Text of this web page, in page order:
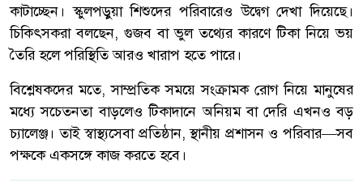
কাটাচ্ছেন। স্কুলপড়ুয়া শিশুদের পরিবারেও উদ্বেগ দেখা দিয়েছে।
চিকিৎসকরা বলছেন, গুজব বা ভুল তথ্যের কারণে টিকা নিয়ে ভয়
তৈরি হলে পরিস্থিতি আরও খারাপ হতে পারে।
বিশ্লেষকদের মতে, সাম্প্রতিক সময়ে সংক্রামক রোগ নিয়ে মানুষের
মধ্যে সচেতনতা বাড়লেও টিকাদানে অনিয়ম বা দেরি এখনও বড়
চ্যালেঞ্জ। তাই স্বাস্থ্যসেবা প্রতিষ্ঠান, স্থানীয় প্রশাসন ও পরিবার—সব
পক্ষকে একসঙ্গে কাজ করতে হবে।